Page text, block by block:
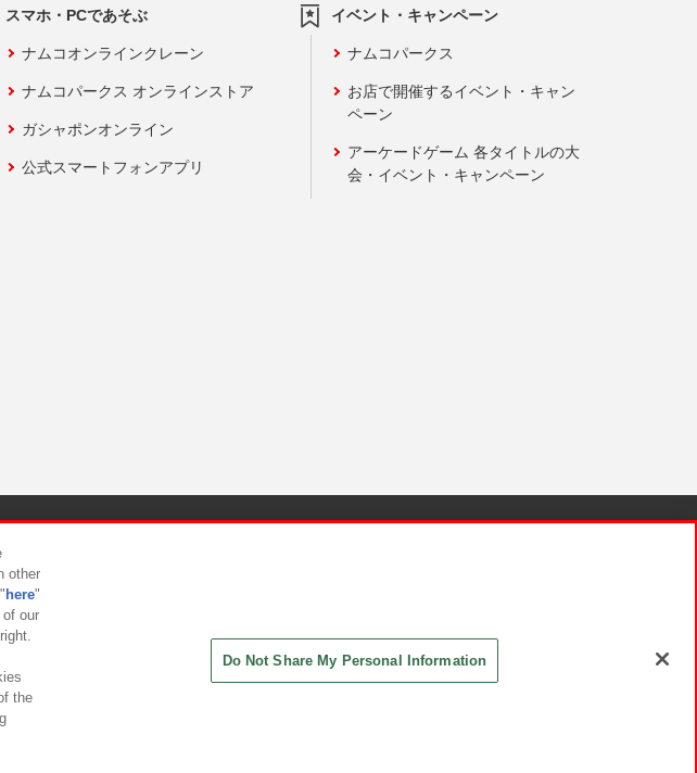
スマホ・PCであそぶ
ナムコオンラインクレーン
ナムコパークス オンラインストア
ガシャポンオンライン
公式スマートフォンアプリ
イベント・キャンペーン
ナムコパークス
お店で開催するイベント・キャン
ペーン
アーケードゲーム 各タイトルの大
会・イベント・キャンペーン
方針
other
here"
our
the
Do Not Share My Personal Information